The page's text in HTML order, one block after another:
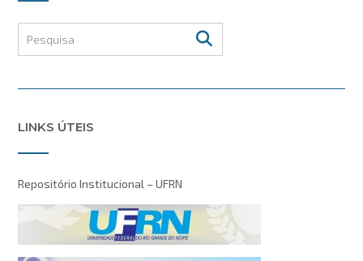
LINKS ÚTEIS
Repositório Institucional – UFRN